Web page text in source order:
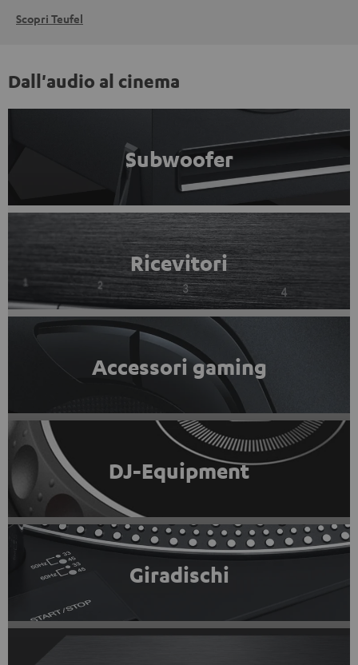
Scopri Teufel
Dall'audio al cinema
Subwoofer
Ricevitori
Accessori gaming
DJ-Equipment
Giradischi